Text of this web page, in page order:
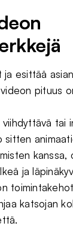
ja esittää
pituus
tai
sitten
kanssa,
ja
katsojan